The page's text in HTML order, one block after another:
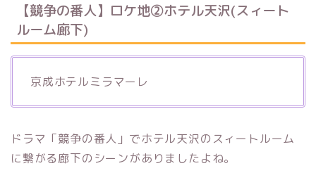
【競争の番人】ロケ地②ホテル天沢(スィート
ルーム廊下)
京成ホテルミラマーレ
ドラマ「競争の番人」でホテル天沢のスィートルーム
に繋がる廊下のシーンがありましたよね。